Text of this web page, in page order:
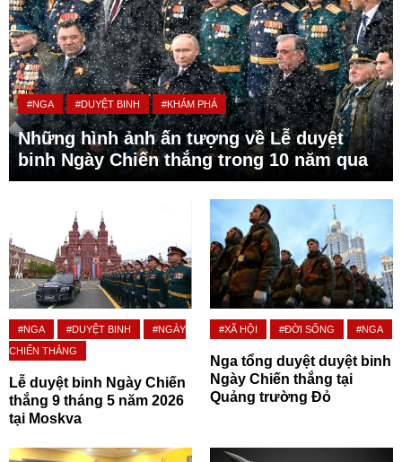
#NGA #DUYỆT BINH #KHÁM PHÁ
Những hình ảnh ấn tượng về Lễ duyệt
binh Ngày Chiến thắng trong 10 năm qua
#NGA #DUYỆT BINH
#NGÀY
CHIẾN THẮNG
Lễ duyệt binh Ngày Chiến
thắng 9 tháng 5 năm 2026
tại Moskva
#XÃ HỘI #ĐỜI SỐNG #NGA
Nga tổng duyệt duyệt binh
Ngày Chiến thắng tại
Quảng trường Đỏ